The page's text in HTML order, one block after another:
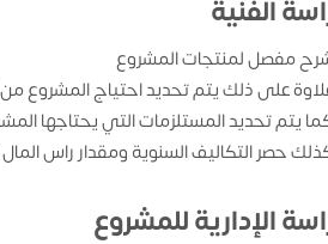
الفنية
مفصل لمنتجات المشروع
على ذلك يتم تحديد احتياج المشروع من
يتم تحديد المستلزمات التي يحتاجها
حصر التكاليف السنوية ومقدار راس
الإدارية للمشروع